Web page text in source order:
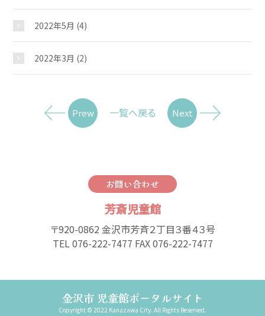
2022年5月 (4)
2022年3月 (2)
Prew 一覧へ戻る Next
お問い合わせ
芳斎児童館
〒920-0862 金沢市芳斉２丁目３番４３号
TEL 076-222-7477 FAX 076-222-7477
金沢市 児童館ポータルサイト
Copyright © 2022 Kanazawa City. All Rights Reserved.